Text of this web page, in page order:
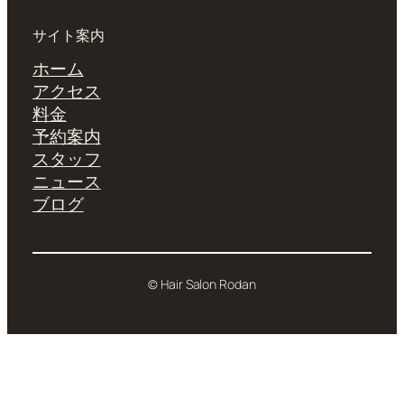
サイト案内
ホーム
アクセス
料金
予約案内
スタッフ
ニュース
ブログ
© Hair Salon Rodan